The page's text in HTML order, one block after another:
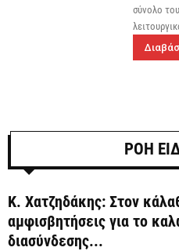
σύνολο
ΡΟΗ
Κ. Χατζηδάκης: Στον
αμφισβητήσεις για το
διασύνδεσης...